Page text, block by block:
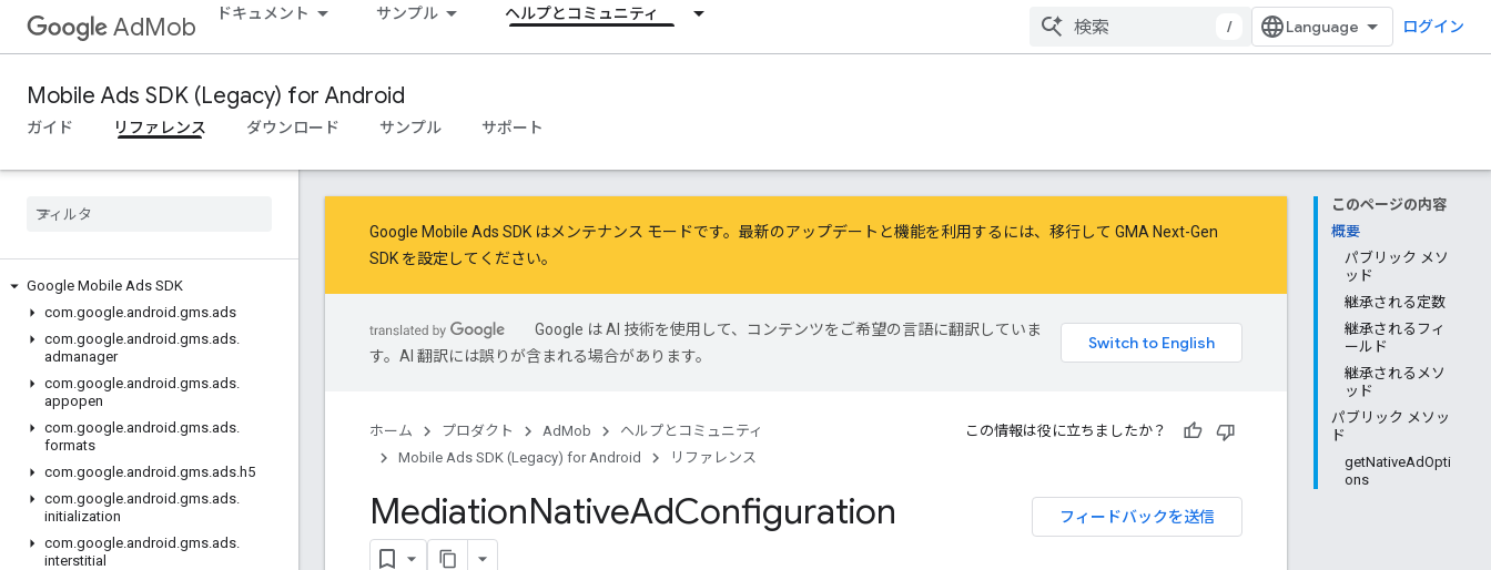
AdMob ドキュメント サンプル ヘルプとコミュニティ
/ ログイン
Mobile Ads SDK (Legacy) for Android
ガイド リファレンス ダウンロード サンプル サポート
Google Mobile Ads SDK
com.google.android .gms.ads
com.google.android .gms.ads.
admanager
com.google.android .gms.ads.
appopen
com.google.android .gms.ads.
formats
com.google.android .gms.ads.h5
com.google.android .gms.ads.
initialization
com.google.android .gms.ads.
interstitial
このページの内容
概要
パブリック メソ
ッド
継承される定数
継承されるフィ
ールド
継承されるメソ
ッド
パブリック メソッ
ド
getNativeAdOpti
ons
Google Mobile Ads SDK はメンテナンス モードです。最新のアップデートと機能を利用するには、 移行して GMA Next-Gen
SDK を設定 してください。
Google は AI 技術を使用して、コンテンツをご希望の言語に翻訳していま
す。AI 翻訳には誤りが含まれる場合があります。
ホーム プロダクト AdMob
ヘルプとコミュニティ
Mobile Ads SDK (Legacy) for Android
リファレンス
この情報は役に立ちましたか？
フィードバックを送信
MediationNativeAdConfiguration